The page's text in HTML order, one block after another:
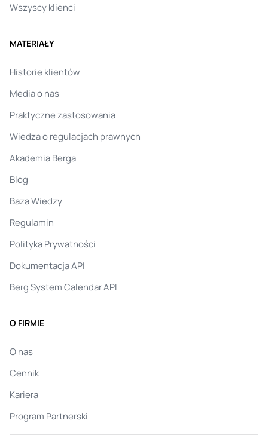
Wszyscy klienci
MATERIAŁY
Historie klientów
Media o nas
Praktyczne zastosowania
Wiedza o regulacjach prawnych
Akademia Berga
Blog
Baza Wiedzy
Regulamin
Polityka Prywatności
Dokumentacja API
Berg System Calendar API
O FIRMIE
O nas
Cennik
Kariera
Program Partnerski